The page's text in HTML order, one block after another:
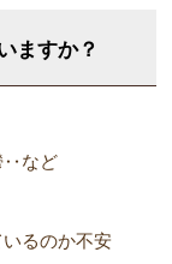
ますか？
‥など
るのか不安